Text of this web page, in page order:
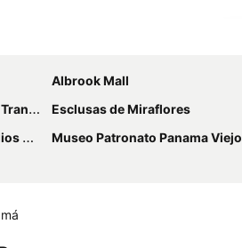
Albrook Mall
Esclusas de Miraflores
Museo Patronato Panama Viejo